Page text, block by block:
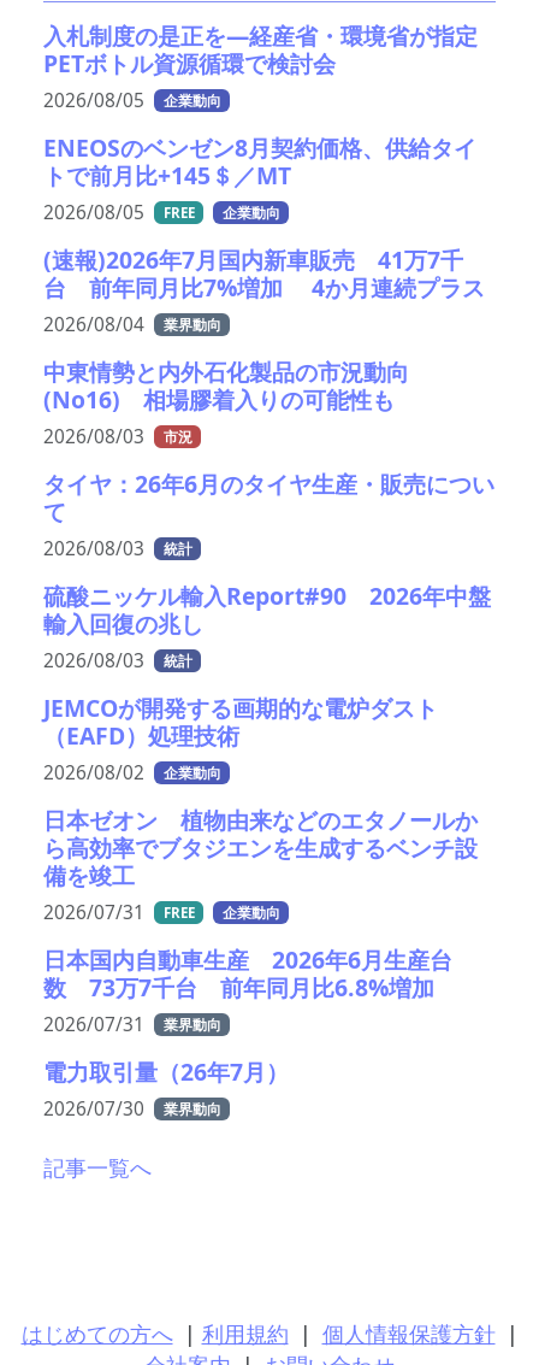
入札制度の是正を—経産省・環境省が指定
PETボトル資源循環で検討会
2026/08/05 企業動向
ENEOSのベンゼン8月契約価格、供給タイ
トで前月比+145＄／MT
2026/08/05 FREE 企業動向
(速報)2026年7月国内新車販売 41万7千
台 前年同月比7%増加 4か月連続プラス
2026/08/04 業界動向
中東情勢と内外石化製品の市況動向
(No16) 相場膠着入りの可能性も
2026/08/03 市況
タイヤ：26年6月のタイヤ生産・販売につい
て
2026/08/03 統計
硫酸ニッケル輸入Report#90 2026年中盤
輸入回復の兆し
2026/08/03 統計
JEMCOが開発する画期的な電炉ダスト
（EAFD）処理技術
2026/08/02 企業動向
日本ゼオン 植物由来などのエタノールか
ら高効率でブタジエンを生成するベンチ設
備を竣工
2026/07/31 FREE 企業動向
日本国内自動車生産 2026年6月生産台
数 73万7千台 前年同月比6.8%増加
2026/07/31 業界動向
電力取引量（26年7月）
2026/07/30 業界動向
記事一覧へ
はじめての方へ | 利用規約 | 個人情報保護方針 |